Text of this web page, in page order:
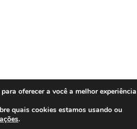
oferecer a você a melhor experiência
quais cookies estamos usando ou
.